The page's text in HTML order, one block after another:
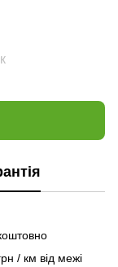
/ км від межі